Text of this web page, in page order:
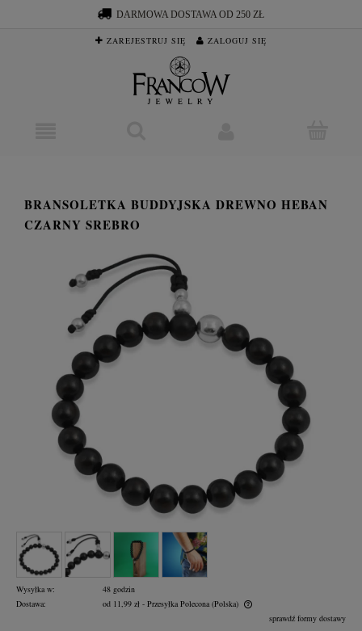
DARMOWA DOSTAWA OD 250 ZŁ
ZAREJESTRUJ SIĘ ZALOGUJ SIĘ
BRANSOLETKA BUDDYJSKA DREWNO HEBAN
CZARNY SREBRO
Wysyłka w:
48 godzin
Dostawa:
od 11,99 zł - Przesyłka Polecona (Polska)
sprawdź formy dostawy